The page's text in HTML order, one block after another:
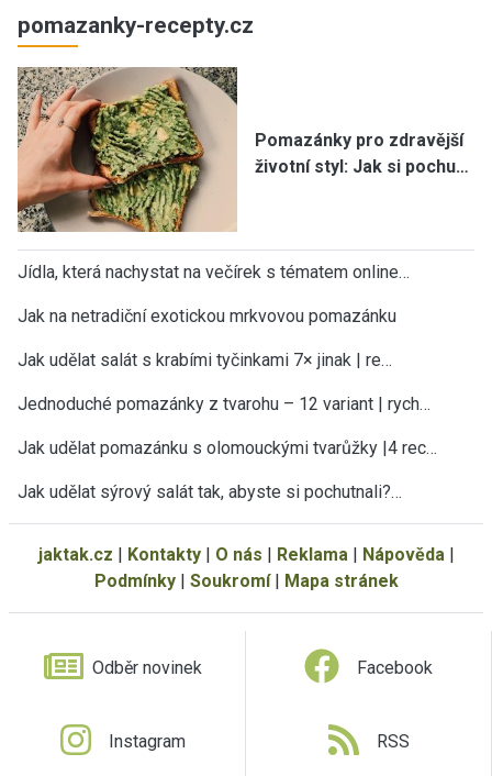
pomazanky-recepty.cz
Pomazánky pro zdravější
životní styl: Jak si pochu…
Jídla, která nachystat na večírek s tématem online…
Jak na netradiční exotickou mrkvovou pomazánku
Jak udělat salát s krabími tyčinkami 7× jinak | re…
Jednoduché pomazánky z tvarohu – 12 variant | rych…
Jak udělat pomazánku s olomouckými tvarůžky |4 rec…
Jak udělat sýrový salát tak, abyste si pochutnali?…
jaktak.cz Kontakty| O nás Reklama| Nápověda|
Podmínky| Soukromí| Mapa stránek
Odběr novinek Facebook
Instagram RSS